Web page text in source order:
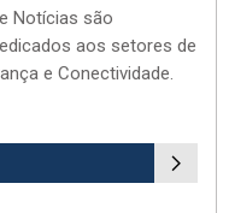
Notícias são
aos setores de
e Conectividade.